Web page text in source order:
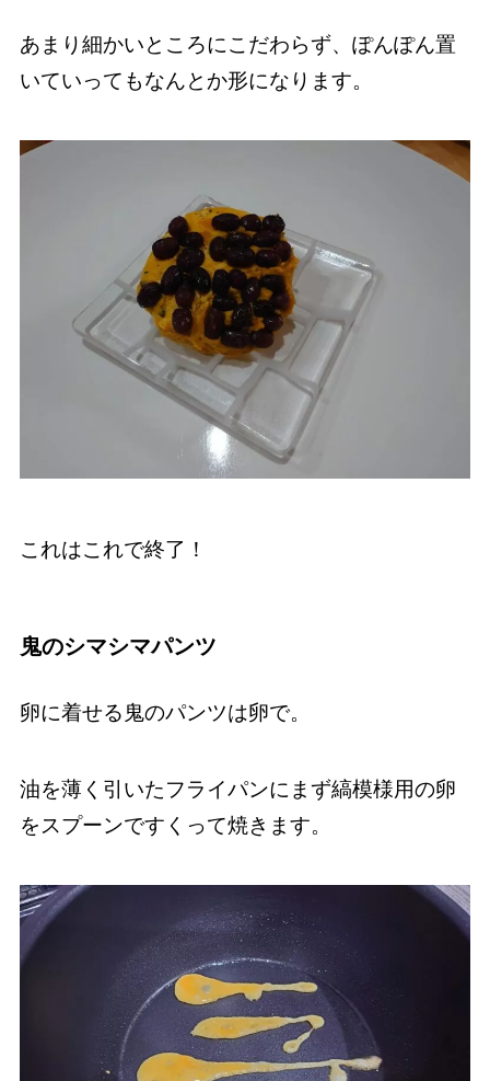
あまり細かいところにこだわらず、ぽんぽん置
いていってもなんとか形になります。
これはこれで終了！
鬼のシマシマパンツ
卵に着せる鬼のパンツは卵で。
油を薄く引いたフライパンにまず縞模様用の卵
をスプーンですくって焼きます。